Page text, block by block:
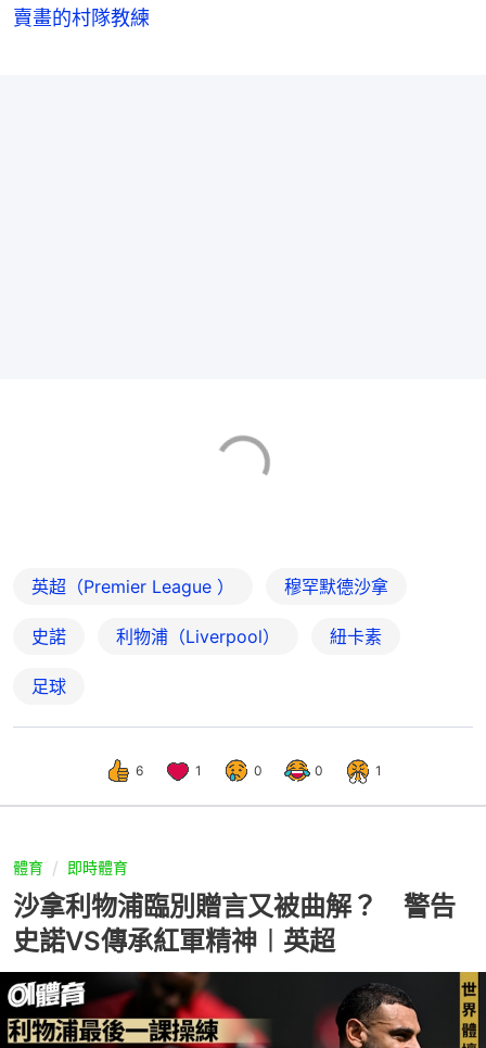
賣畫的村隊教練
英超（Premier League ） 穆罕默德沙拿
史諾 利物浦（Liverpool） 紐卡素
足球
6 1 0 0 1
體育 即時體育
沙拿利物浦臨別贈言又被曲解？ 警告
史諾VS傳承紅軍精神︱英超